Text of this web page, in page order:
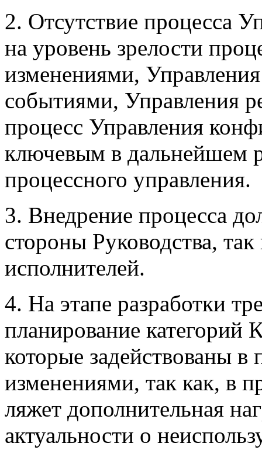
2. Отсутствие процесса
на уровень зрелости
изменениями,
событиями, Управления
процесс Управления
ключевым в дальнейшем
процессного управления.
3. Внедрение процесса
стороны Руководства,
исполнителей.
4. На этапе разработки
планирование категорий
которые задействованы в
изменениями, так как, в
ляжет дополнительная
актуальности о